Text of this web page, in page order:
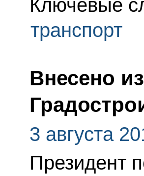
Ключевые
транспорт
Внесено
3 августа
Президент